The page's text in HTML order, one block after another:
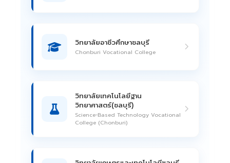
วิทยาลัยอาชีวศึกษาชลบุรี
Chonburi Vocational College
วิทยาลัยเทคโนโลยีฐาน
วิทยาศาสตร์(ชลบุรี)
Science-Based Technology Vocational
College (Chonburi)